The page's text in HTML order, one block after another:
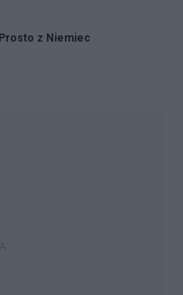
Prosto z Niemiec